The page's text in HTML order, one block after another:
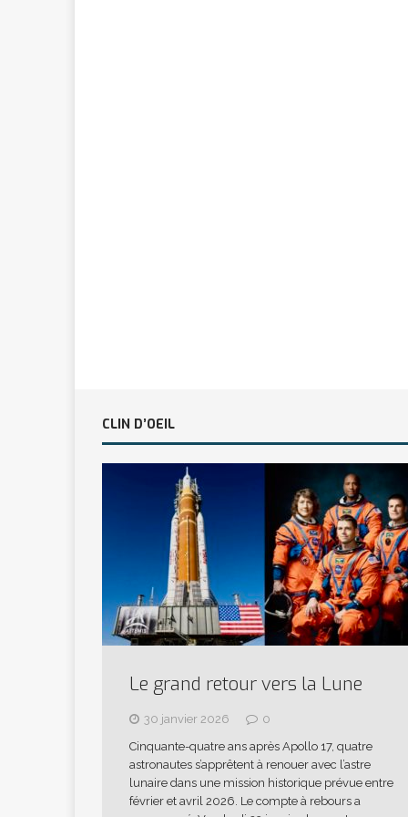
CLIN D’OEIL
Le grand retour vers la Lune
30 janvier 2026
0
Cinquante-quatre ans après Apollo 17, quatre
astronautes s’apprêtent à renouer avec l’astre
lunaire dans une mission historique prévue entre
février et avril 2026. Le compte à rebours a